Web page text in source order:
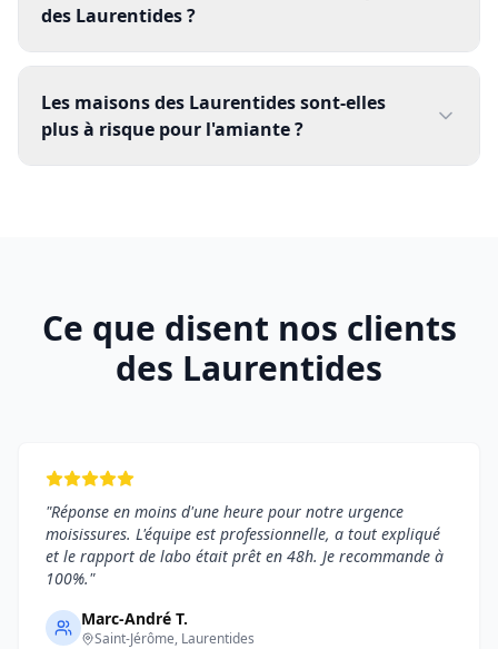
des Laurentides ?
Les maisons des Laurentides sont-elles
plus à risque pour l'amiante ?
Ce que disent nos clients
des Laurentides
"Réponse en moins d'une heure pour notre urgence
moisissures. L'équipe est professionnelle, a tout expliqué
et le rapport de labo était prêt en 48h. Je recommande à
100%."
Marc-André T.
Saint-Jérôme, Laurentides